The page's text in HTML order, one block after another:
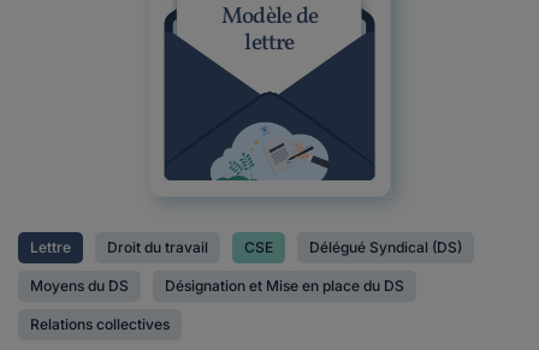
Modèle de
lettre
Lettre Droit du travail CSE Délégué Syndical (DS)
Moyens du DS Désignation et Mise en place du DS
Relations collectives